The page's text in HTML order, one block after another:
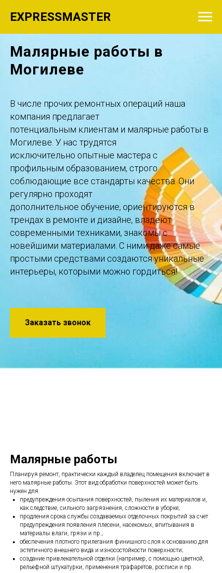
EXPRESSMASTER
Малярные работы в
Могилеве
В числе прочих ремонтных операций наша
компания предлагает
потенциальным клиентам и малярные работы в
Могилеве. У нас трудятся
исключительно опытные мастера с
профильным образованием, строго
соблюдающие все стандарты качества. Они
регулярно проходят
дополнительное обучение, ориентируются в
трендах в ремонте и дизайне, владеют
современными техниками, знакомы с
новейшими материалами. С ними даже самые
простыми средствами создаются уникальные
интерьеры, которыми можно гордиться!
Заказать звонок
Малярные работы
Планируя ремонт, практически каждый владелец помещения включает в
него малярные работы. Этот вид обработки поверхностей может быть
нужен для:
предупреждения осыпания поверхностей, пыления их материалов и,
как следствие, сильного загрязнения, сложности в уборке;
продления срока службы создаваемых отделочных покрытий за счет
предупреждения появления плесени, насекомых, впитывания в
материалы влаги, грязи и пр.;
обеспечения плотного прилегания финишного слоя к основанию для
эстетичного внешнего вида и износостойкости поверхности;
создание привлекательной отделки (например, с помощью цветной,
рельефной штукатурки, применения трафаретов, росписи и пр.